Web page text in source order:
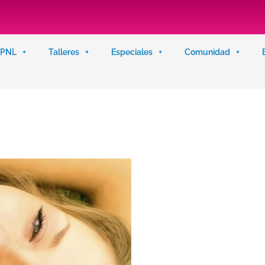
Talleres Especiales Comunidad